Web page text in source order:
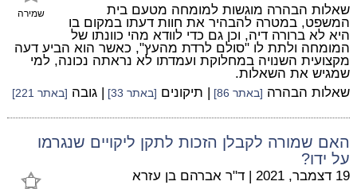
שמירה
שאלות הבהרה מוגשות למומחה מטעם בית
המשפט, במטרה להבהיר את חוות דעתו במקום בו
היא לא ברורה דיה, וכן גם כדי לוודא מהי כוונתו של
המומחה ולתת לו "סולם לרדת מהעץ", כאשר הוא הביע דעה
מקצועית השנויה במחלוקת ועמדתו לא נראתה נכונה, למי
שמגיש את השאלות.
שאלות הבהרה [באתר 86] | תיקונים [באתר 33] | גובה [באתר 221]
האם שמורה לקבלן הזכות לתקן ליקויים שנגרמו
על ידו?
19 דצמבר, 2021 | ד"ר אברהם בן עזרא